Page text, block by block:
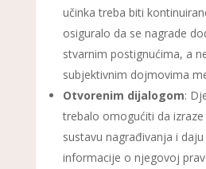
učinka treba biti
osiguralo da se nagrade
stvarnim postignućima, a
subjektivnim dojmovima
Otvorenim dijalogom:
trebalo omogućiti da
sustavu nagrađivanja i
informacije o njegovoj